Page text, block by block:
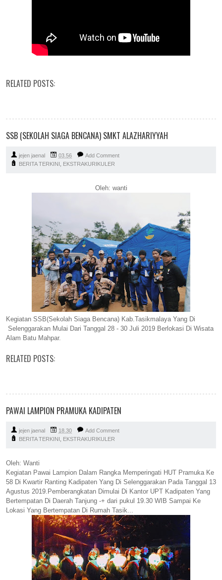
RELATED POSTS:
SSB (SEKOLAH SIAGA BENCANA) SMKT ALAZHARIYYAH
jejen jaenal 03.56
Add Comment
BERITA TERKINI
EKSTRAKURIKULER
Oleh: wanti
Kegiatan SSB(Sekolah Siaga Bencana) Kab.Tasikmalaya Yang Di
Selenggarakan Mulai Dari Tanggal 28 - 30 Juli 2019 Berlokasi Di Wisata
Alam Batu Mahpar.
RELATED POSTS:
PAWAI LAMPION PRAMUKA KADIPATEN
jejen jaenal 18.30
Add Comment
BERITA TERKINI
EKSTRAKURIKULER
Oleh: Wanti
Kegiatan Pawai Lampion Dalam Rangka Memperingati HUT Pramuka Ke
58 Di Kwartir Ranting Kadipaten Yang Di Selenggarakan Pada Tanggal 13
Agustus 2019.Pemberangkatan Dimulai Di Kantor UPT Kadipaten Yang
Bertempatan Di Daerah Tanjung -+ dari pukul 19.30 WIB Sampai Ke
Lokasi Yang Bertempatan Di Rumah Tasik...